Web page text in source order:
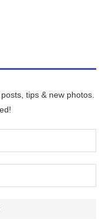
tips & new photos.